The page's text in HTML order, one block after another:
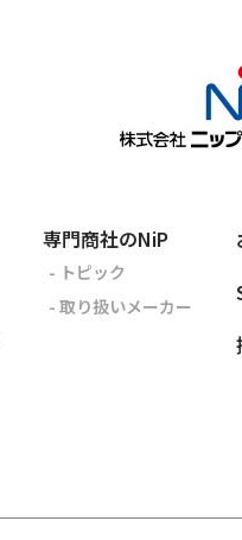
専門商社のNiP
- トピック
- 取り扱いメーカー